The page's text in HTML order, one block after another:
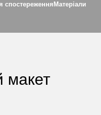
спостереженняМатеріали
макет